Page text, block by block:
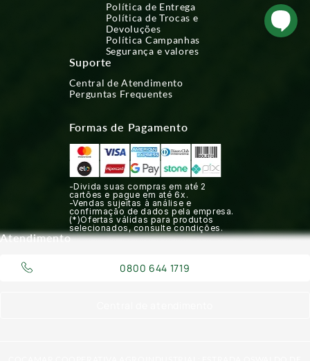
Política de Entrega
Política de Trocas e
Devoluções
Política Campanhas
Segurança e valores
Suporte
Central de Atendimento
Perguntas Frequentes
Formas de Pagamento
-Divida suas compras em até 2
cartões e pague em até 6x.
-Vendas sujeitas à análise e
confirmação de dados pela empresa.
(*)Ofertas válidas para produtos
selecionados, consulte condições.
Atendimento
0800 644 1719